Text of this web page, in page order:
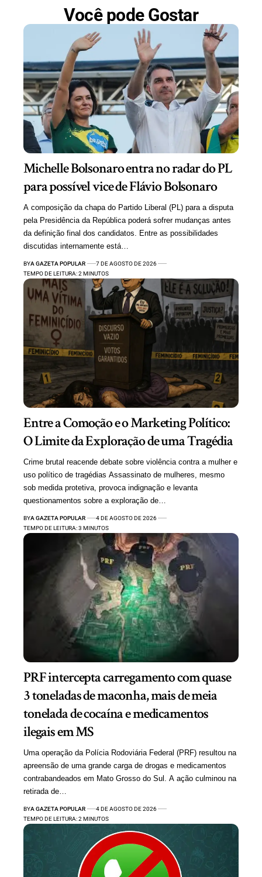
Você pode Gostar
Michelle Bolsonaro entra no radar do PL
para possível vice de Flávio Bolsonaro
A composição da chapa do Partido Liberal (PL) para a disputa
pela Presidência da República poderá sofrer mudanças antes
da definição final dos candidatos. Entre as possibilidades
discutidas internamente está…
BYA GAZETA POPULAR
7 DE AGOSTO DE 2026
TEMPO DE LEITURA: 2 MINUTOS
Entre a Comoção e o Marketing Político:
O Limite da Exploração de uma Tragédia
Crime brutal reacende debate sobre violência contra a mulher e
uso político de tragédias Assassinato de mulheres, mesmo
sob medida protetiva, provoca indignação e levanta
questionamentos sobre a exploração de…
BYA GAZETA POPULAR
4 DE AGOSTO DE 2026
TEMPO DE LEITURA: 3 MINUTOS
PRF intercepta carregamento com quase
3 toneladas de maconha, mais de meia
tonelada de cocaína e medicamentos
ilegais em MS
Uma operação da Polícia Rodoviária Federal (PRF) resultou na
apreensão de uma grande carga de drogas e medicamentos
contrabandeados em Mato Grosso do Sul. A ação culminou na
retirada de…
BYA GAZETA POPULAR
4 DE AGOSTO DE 2026
TEMPO DE LEITURA: 2 MINUTOS